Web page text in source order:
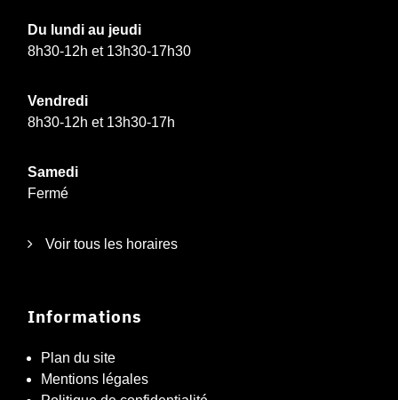
Du lundi au jeudi
8h30-12h et 13h30-17h30
Vendredi
8h30-12h et 13h30-17h
Samedi
Fermé
Voir tous les horaires
Informations
Plan du site
Mentions légales